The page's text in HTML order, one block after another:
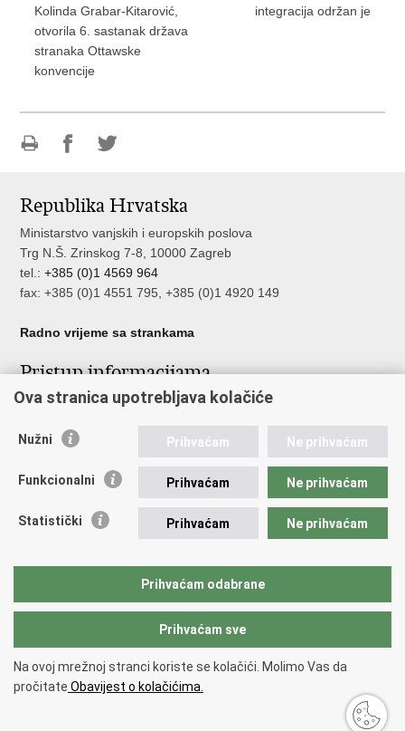
Kolinda Grabar-Kitarović,
otvorila 6. sastanak država
stranaka Ottawske
konvencije
integracija održan je
Facebooku
Twitteru
Republika Hrvatska
Ministarstvo vanjskih i europskih poslova
Trg N.Š. Zrinskog 7-8, 10000 Zagreb
tel.:+385 (0)1 4569 964
fax: +385 (0)1 4551 795, +385 (0)1 4920 149
Radno vrijeme sa strankama
Pristup informacijama
Pristup informacijama
Nepravilnosti
Javna nabava u MVEP-u
Nadzor rada i unutarnja revizija službe vanjskih poslova
Copyright © 2026 Ministarstvo vanjskih i europskih poslova.
korištenja.Izjava o pristupačnosti.
Ova stranica upotrebljava kolačiće
Nužni Prihvaćam Ne prihvaćam
Funkcionalni Prihvaćam Ne prihvaćam
Statistički Prihvaćam Ne prihvaćam
Prihvaćam odabrane
Prihvaćam sve
Na ovoj mrežnoj stranci koriste se kolačići. Molimo Vas da
pročitate Obavijest o kolačićima.